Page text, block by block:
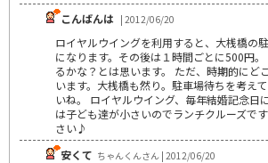
こんばんは | 2012/06/20
ロイヤルウイングを利用すると、大桟橋の
になります。その後は１時間ごとに500円
るかな？とは思います。 ただ、時期的にど
います。大桟橋も然り。駐車場待ちを考え
いね。 ロイヤルウイング、毎年結婚記念日
は子ども達が小さいのでランチクルーズで
さい♪
安くて ちゃんくんさん | 2012/06/20